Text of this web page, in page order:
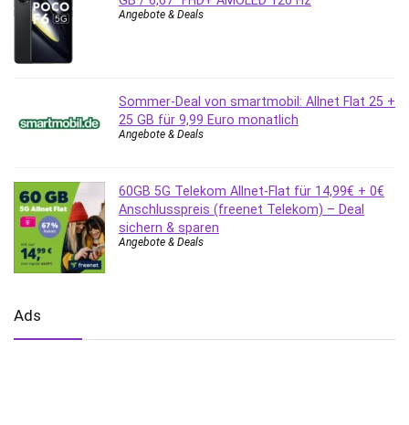
Angebote & Deals
Sommer-Deal von smartmobil: Allnet Flat 25 +
25 GB für 9,99 Euro monatlich
Angebote & Deals
60GB 5G Telekom Allnet-Flat für 14,99€ + 0€
Anschlusspreis (freenet Telekom) – Deal
sichern & sparen
Angebote & Deals
Ads